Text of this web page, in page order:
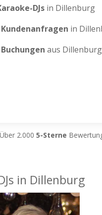
DJs in Dillenburg
Kundenanfragen in
Buchungen aus Dillenburg
Über 2.000 5-Sterne
in Dillenburg